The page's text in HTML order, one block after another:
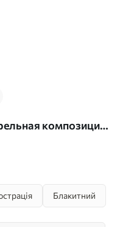
композиция
Блакитний